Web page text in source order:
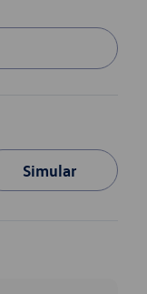
Simular